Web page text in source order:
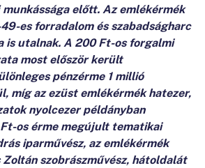
előtt. Az emlékérmék
es forradalom és szabadságharc
is utalnak. A 200 Ft-os forgalmi
most először került
pénzérme 1 millió
míg az ezüst emlékérmék hatezer,
nyolcezer példányban
os érme megújult tematikai
iparművész, az emlékérmék
szobrászművész, hátoldalát